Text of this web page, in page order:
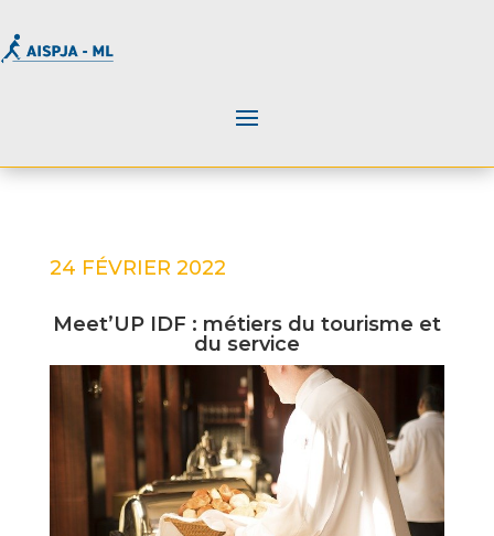
24 FÉVRIER 2022
Meet’UP IDF : métiers du tourisme et
du service